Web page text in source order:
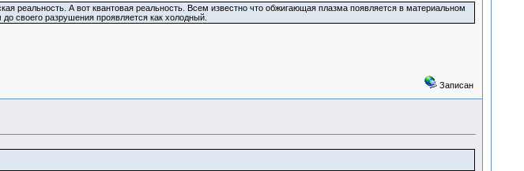
реальность. А вот квантовая реальность. Всем известно что обжигающая плазма появляется в материальном
своего разрушения проявляется как холодный.
Записан